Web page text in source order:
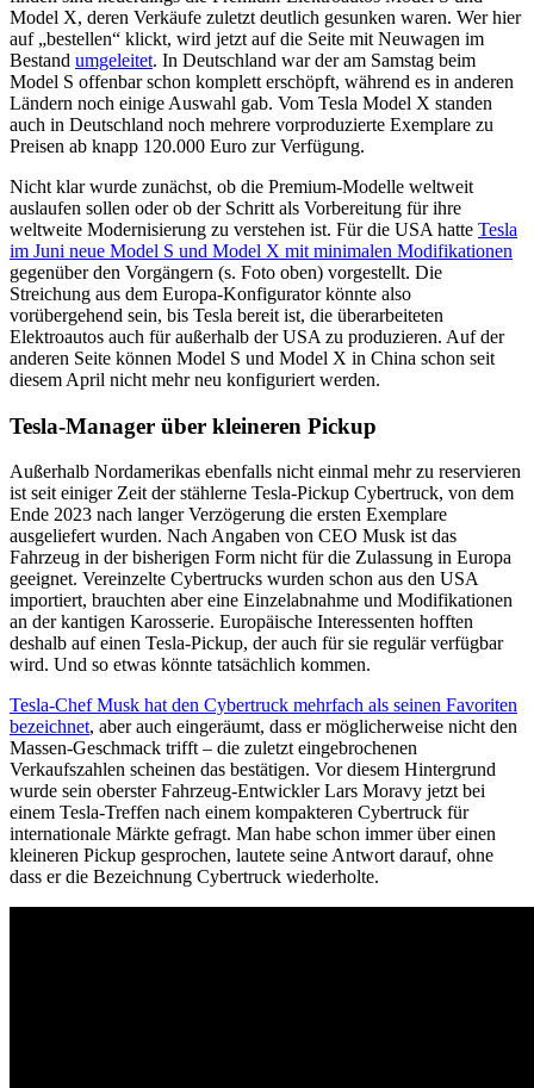
Model X, deren Verkäufe zuletzt deutlich gesunken waren. Wer hier
auf „bestellen“ klickt, wird jetzt auf die Seite mit Neuwagen im
Bestand umgeleitet. In Deutschland war der am Samstag beim
Model S offenbar schon komplett erschöpft, während es in anderen
Ländern noch einige Auswahl gab. Vom Tesla Model X standen
auch in Deutschland noch mehrere vorproduzierte Exemplare zu
Preisen ab knapp 120.000 Euro zur Verfügung.
Nicht klar wurde zunächst, ob die Premium-Modelle weltweit
auslaufen sollen oder ob der Schritt als Vorbereitung für ihre
weltweite Modernisierung zu verstehen ist. Für die USA hatte Tesla
im Juni neue Model S und Model X mit minimalen Modifikationen
gegenüber den Vorgängern (s. Foto oben) vorgestellt. Die
Streichung aus dem Europa-Konfigurator könnte also
vorübergehend sein, bis Tesla bereit ist, die überarbeiteten
Elektroautos auch für außerhalb der USA zu produzieren. Auf der
anderen Seite können Model S und Model X in China schon seit
diesem April nicht mehr neu konfiguriert werden.
Tesla-Manager über kleineren Pickup
Außerhalb Nordamerikas ebenfalls nicht einmal mehr zu reservieren
ist seit einiger Zeit der stählerne Tesla-Pickup Cybertruck, von dem
Ende 2023 nach langer Verzögerung die ersten Exemplare
ausgeliefert wurden. Nach Angaben von CEO Musk ist das
Fahrzeug in der bisherigen Form nicht für die Zulassung in Europa
geeignet. Vereinzelte Cybertrucks wurden schon aus den USA
importiert, brauchten aber eine Einzelabnahme und Modifikationen
an der kantigen Karosserie. Europäische Interessenten hofften
deshalb auf einen Tesla-Pickup, der auch für sie regulär verfügbar
wird. Und so etwas könnte tatsächlich kommen.
Tesla-Chef Musk hat den Cybertruck mehrfach als seinen Favoriten
bezeichnet, aber auch eingeräumt, dass er möglicherweise nicht den
Massen-Geschmack trifft – die zuletzt eingebrochenen
Verkaufszahlen scheinen das bestätigen. Vor diesem Hintergrund
wurde sein oberster Fahrzeug-Entwickler Lars Moravy jetzt bei
einem Tesla-Treffen nach einem kompakteren Cybertruck für
internationale Märkte gefragt. Man habe schon immer über einen
kleineren Pickup gesprochen, lautete seine Antwort darauf, ohne
dass er die Bezeichnung Cybertruck wiederholte.